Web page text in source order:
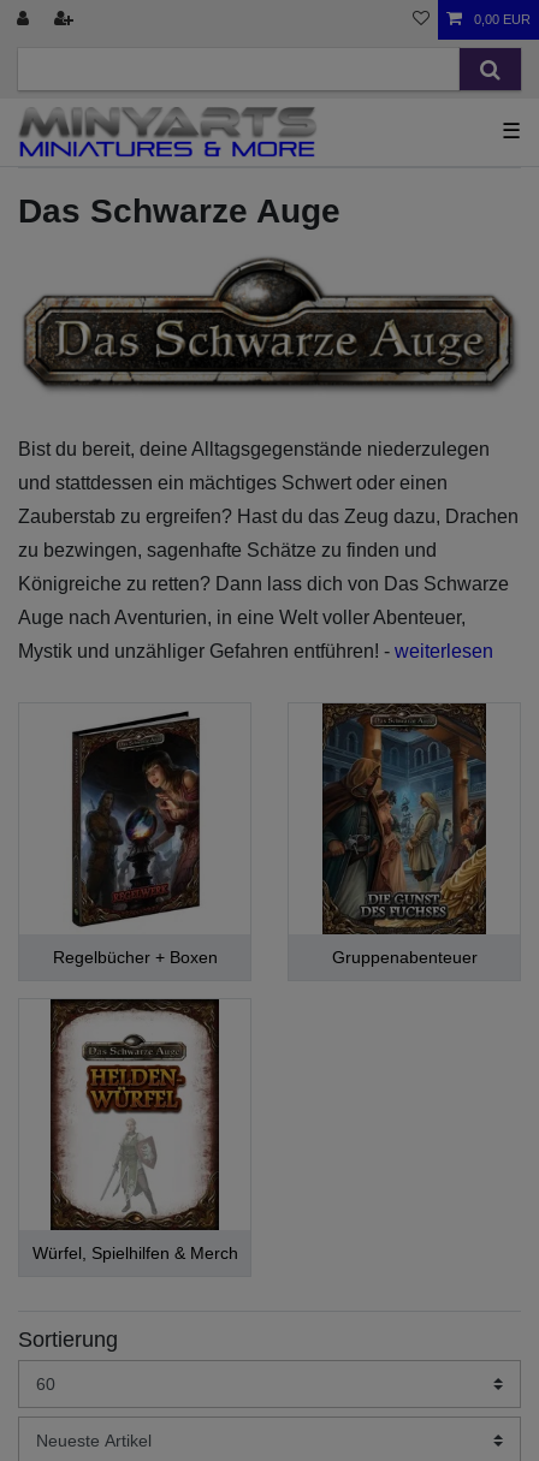
0,00 EUR
☰
Das Schwarze Auge
Bist du bereit, deine Alltagsgegenstände niederzulegen
und stattdessen ein mächtiges Schwert oder einen
Zauberstab zu ergreifen? Hast du das Zeug dazu, Drachen
zu bezwingen, sagenhafte Schätze zu finden und
Königreiche zu retten? Dann lass dich von Das Schwarze
Auge nach Aventurien, in eine Welt voller Abenteuer,
Mystik und unzähliger Gefahren entführen! - weiterlesen
Regelbücher + Boxen Gruppenabenteuer
Würfel, Spielhilfen & Merch
Sortierung